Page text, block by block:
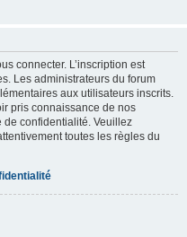
connecter. L’inscription est
Les administrateurs du forum
aux utilisateurs inscrits.
pris connaissance de nos
de confidentialité. Veuillez
toutes les règles du